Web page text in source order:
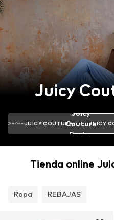
Juicy
JUICY COUTURE
Juicy
Couture
Petite
JUICY
Tienda online
Ropa REBAJAS